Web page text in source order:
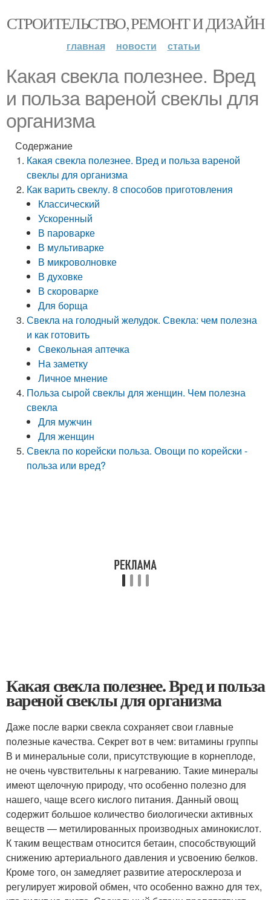
СТРОИТЕЛЬСТВО, РЕМОНТ И ДИЗАЙН
главная новости статьи
Какая свекла полезнее. Вред
и польза вареной свеклы для
организма
Содержание
Какая свекла полезнее. Вред и польза вареной
свеклы для организма
Как варить свеклу. 8 способов приготовления
Классический
Ускоренный
В пароварке
В мультиварке
В микроволновке
В духовке
В скороварке
Для борща
Свекла на голодный желудок. Свекла: чем полезна
и как готовить
Свекольная аптечка
На заметку
Личное мнение
Польза сырой свеклы для женщин. Чем полезна
свекла
Для мужчин
Для женщин
Свекла по корейски польза. Овощи по корейски -
польза или вред?
Какая свекла полезнее. Вред и польза
вареной свеклы для организма
Даже после варки свекла сохраняет свои главные
полезные качества. Секрет вот в чем: витамины группы
В и минеральные соли, присутствующие в корнеплоде,
не очень чувствительны к нагреванию. Такие минералы
имеют щелочную природу, что особенно полезно для
нашего, чаще всего кислого питания. Данный овощ
содержит большое количество биологически активных
веществ — метилированных производных аминокислот.
К таким веществам относится бетаин, способствующий
снижению артериального давления и усвоению белков.
Кроме того, он замедляет развитие атеросклероза и
регулирует жировой обмен, что особенно важно для тех,